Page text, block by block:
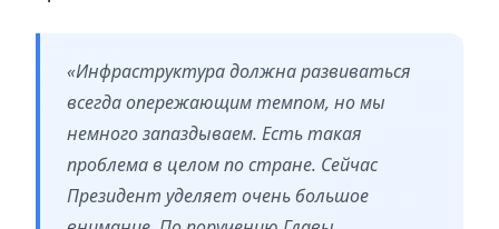
«Инфраструктура должна развиваться
всегда опережающим темпом, но мы
немного запаздываем. Есть такая
проблема в целом по стране. Сейчас
Президент уделяет очень большое